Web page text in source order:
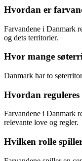
Hvordan er
Farvandene i Danmark
og dets territorier.
Hvor mange
Danmark har to
Hvordan
Farvandene i Danmark
relevante love og regler.
Hvilken rolle